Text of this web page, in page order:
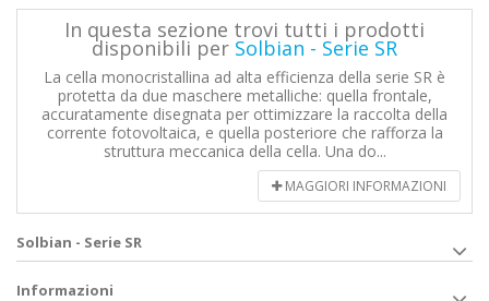
In questa sezione trovi tutti i prodotti
disponibili per Solbian - Serie SR
La cella monocristallina ad alta efficienza della serie SR è
protetta da due maschere metalliche: quella frontale,
accuratamente disegnata per ottimizzare la raccolta della
corrente fotovoltaica, e quella posteriore che rafforza la
struttura meccanica della cella. Una do...
MAGGIORI INFORMAZIONI
Solbian - Serie SR
Informazioni